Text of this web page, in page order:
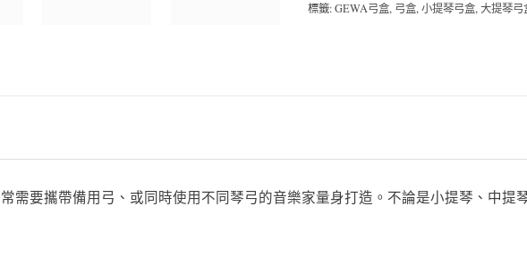
標籤:GEWA弓盒, 弓盒,小提琴弓盒,大提琴弓
需要攜帶備用弓、或同時使用不同琴弓的音樂家量身打造。不論是小提琴、中提